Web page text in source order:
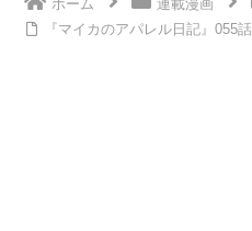
ホーム 連載漫画
『マイカのアパレル日記』055話